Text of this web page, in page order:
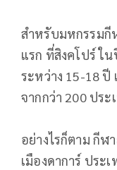
สำหรับมหกรรมกี
แรก ที่สิงคโปร์ ใ
ระหว่าง 15-18 ปี
จากกว่า 200 ปร
อย่างไรก็ตาม กีฬ
เมืองดาการ์ ประ